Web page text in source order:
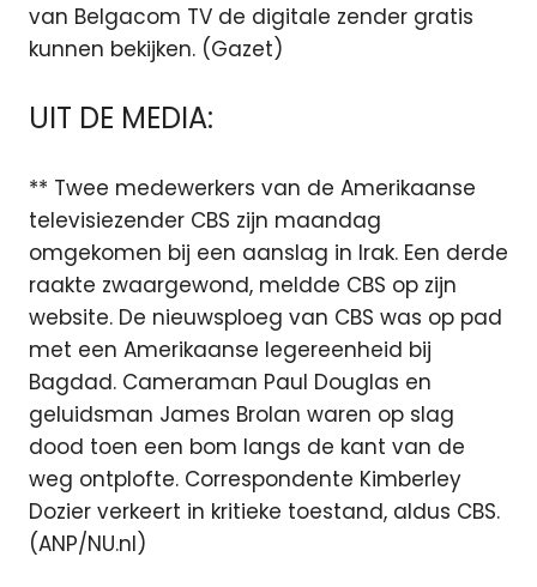
van Belgacom TV de digitale zender gratis
kunnen bekijken. (Gazet)
UIT DE MEDIA:
** Twee medewerkers van de Amerikaanse
televisiezender CBS zijn maandag
omgekomen bij een aanslag in Irak. Een derde
raakte zwaargewond, meldde CBS op zijn
website. De nieuwsploeg van CBS was op pad
met een Amerikaanse legereenheid bij
Bagdad. Cameraman Paul Douglas en
geluidsman James Brolan waren op slag
dood toen een bom langs de kant van de
weg ontplofte. Correspondente Kimberley
Dozier verkeert in kritieke toestand, aldus CBS.
(ANP/NU.nl)